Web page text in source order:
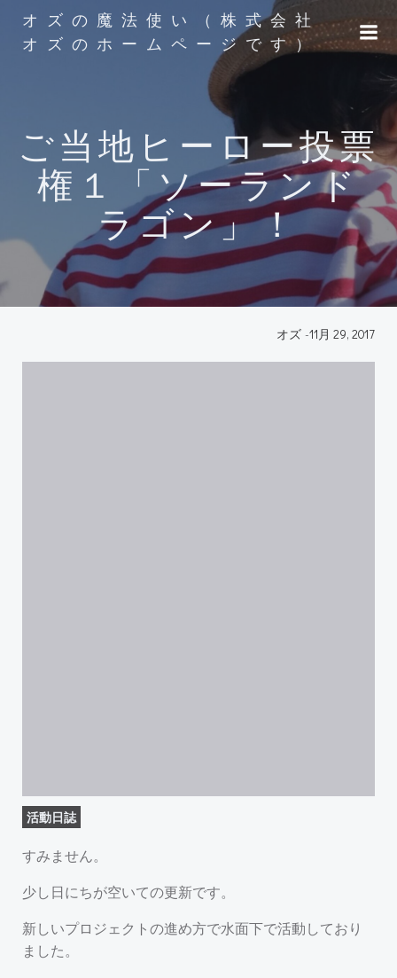
ン
ン
ツ
ッ
オズの魔法使い（株式会社
オズのホームページです）
ご当地ヒーロー投票
権１「ソーランド
ラゴン」！
オズ -11月 29, 2017
活動日誌
すみません。
少し日にちが空いての更新です。
新しいプロジェクトの進め方で水面下で活動しており
ました。